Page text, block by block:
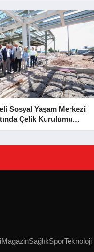
Sosyal Yaşam Merkezi
Çelik Kurulumu
MagazinSağlıkSporTeknoloji